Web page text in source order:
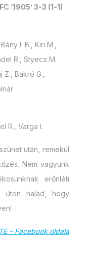
‘1905’ 3-3 (1-1)
I. B., Kiri M.,
R., Styecz M.
Bakró G.,
R., Varga I.
után, remekül
Nem vagyunk
erőnléti
úton halad, hogy
– Facebook oldala